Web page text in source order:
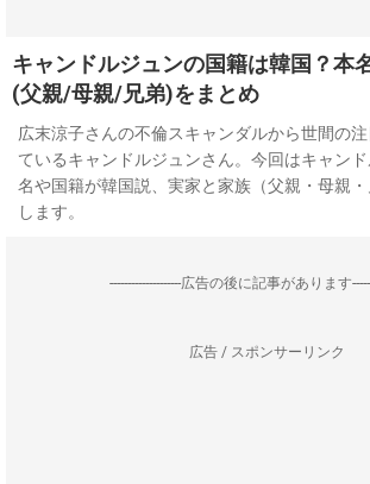
キャンドルジュンの国籍は韓国？本
(父親/母親/兄弟)をまとめ
広末涼子さんの不倫スキャンダルから世間の
ているキャンドルジュンさん。今回はキャン
名や国籍が韓国説、実家と家族（父親・母親
します。
--------------------広告の後に記事があります
広告 / スポンサーリンク